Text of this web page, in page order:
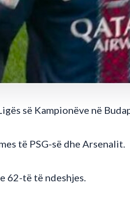
së Kampionëve në
të PSG-së dhe Arsenalit.
62-të të ndeshjes.